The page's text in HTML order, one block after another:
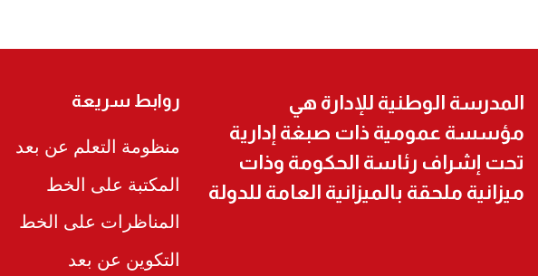
المدرسة الوطنية للإدارة هي
مؤسسة عمومية ذات صبغة إدارية
تحت إشراف رئاسة الحكومة وذات
ميزانية ملحقة بالميزانية العامة للدولة
روابط سريعة
منظومة التعلم عن بعد
المكتبة على الخط
المناظرات على الخط
التكوين عن بعد